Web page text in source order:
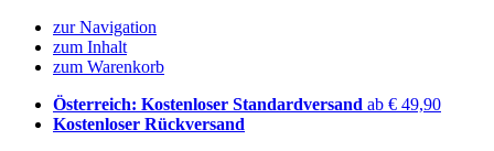
zur Navigation
zum Inhalt
zum Warenkorb
Österreich: Kostenloser Standardversand ab € 49,90
Kostenloser Rückversand